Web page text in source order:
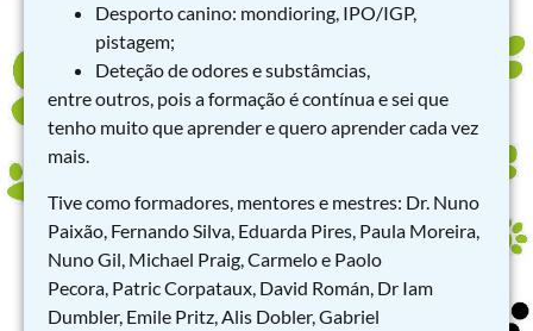
Desporto canino: mondioring, IPO/IGP,
pistagem;
Deteção de odores e substâmcias,
entre outros, pois a formação é contínua e sei que
tenho muito que aprender e quero aprender cada vez
mais.
Tive como formadores, mentores e mestres: Dr. Nuno
Paixão, Fernando Silva, Eduarda Pires, Paula Moreira,
Nuno Gil, Michael Praig, Carmelo e Paolo
Pecora, Patric Corpataux, David Román, Dr Iam
Dumbler, Emile Pritz, Alis Dobler, Gabriel